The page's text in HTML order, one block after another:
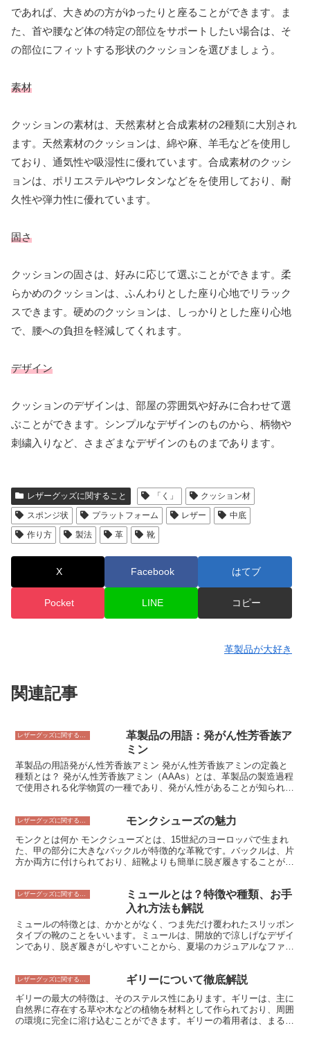
であれば、大きめの方がゆったりと座ることができます。ま
た、首や腰など体の特定の部位をサポートしたい場合は、そ
の部位にフィットする形状のクッションを選びましょう。
素材
クッションの素材は、天然素材と合成素材の2種類に大別され
ます。天然素材のクッションは、綿や麻、羊毛などを使用し
ており、通気性や吸湿性に優れています。合成素材のクッシ
ョンは、ポリエステルやウレタンなどをを使用しており、耐
久性や弾力性に優れています。
固さ
クッションの固さは、好みに応じて選ぶことができます。柔
らかめのクッションは、ふんわりとした座り心地でリラック
スできます。硬めのクッションは、しっかりとした座り心地
で、腰への負担を軽減してくれます。
デザイン
クッションのデザインは、部屋の雰囲気や好みに合わせて選
ぶことができます。シンプルなデザインのものから、柄物や
刺繍入りなど、さまざまなデザインのものまであります。
レザーグッズに関すること 「く」
クッション材
スポンジ状
プラットフォーム レザー
中底
作り方
製法 革 靴
X Facebook はてブ
Pocket LINE コピー
革製品が大好き
関連記事
革製品の用語：発がん性芳香族ア
ミン
革製品の用語発がん性芳香族アミン 発がん性芳香族アミンの定義と
種類とは？ 発がん性芳香族アミン（AAAs）とは、革製品の製造過程
で使用される化学物質の一種であり、発がん性があることが知られて
す。 発がん性芳香族アミンには、ベンズアジン、ナフタレン、ビフ
学物質は、吸入、皮膚接触、経口摂取などによって人体に取り込まれ
る可能性があります。 AAAsは、発がん性があることが知られていま
す。このため、AAAsは革製品の製造や使用において、厳しい規制の
を守るためのさまざまな規制が各国で制定されています。 AAAsは、
革製品に使用されている化学物質の一種であり、発がん性があること
が知られています。AAAsは、さまざまな種類があり、革製品の製造
や使用において、厳しい規制の対象となっています。
モンクシューズの魅力
モンクとは何か モンクシューズとは、15世紀のヨーロッパで生まれ
た、甲の部分に大きなバックルが特徴的な革靴です。バックルは、片
方か両方に付けられており、紐靴よりも簡単に脱ぎ履きすることがで
面だけでなく、カジュアルなシーンにも合わせることができます。
レザーグッズに関すること
ミュールとは？特徴や種類、お手
入れ方法も解説
ミュールの特徴とは、かかとがなく、つま先だけ覆われたスリッポン
タイプの靴のことをいいます。ミュールは、開放的で涼しげなデザイ
ンであり、脱ぎ履きがしやすいことから、夏場のカジュアルなファッ
ミュールは、デザインや素材が豊富に取り揃えられており、ファッシ
ォーマルなシーンにも対応でき、カジュアルなシーンにも合わせるこ
とができます。また、スエード製のスリッポンは、やわらかい素材感
で、足に優しい履き心地が特徴です。 ミュールは、お手入れがしや
ギリーについて徹底解説
ギリーの最大の特徴は、そのステルス性にあります。ギリーは、主に
自然界に存在する草や木などの植物を材料として作られており、周囲
の環境に完全に溶け込むことができます。ギリーの着用者は、まるで